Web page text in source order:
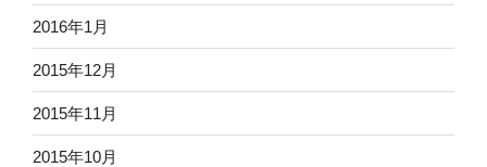
2016年1月
2015年12月
2015年11月
2015年10月